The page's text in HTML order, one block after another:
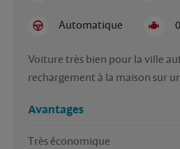
Automatique
Voiture très bien pour la ville
rechargement à la maison sur
Avantages
Très économique